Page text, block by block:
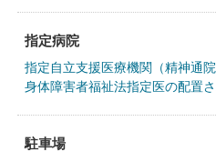
指定病院
指定自立支援医療機関（精神通院
身体障害者福祉法指定医の配置
駐車場